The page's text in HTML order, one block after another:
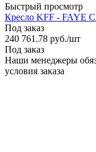
Быстрый просмотр
Кресло KFF - FAYE
Под заказ
240 761.78 руб./шт
Под заказ
Наши менеджеры
условия заказа